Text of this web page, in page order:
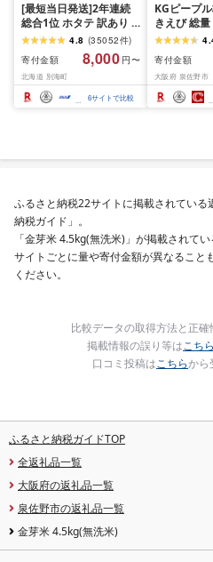
[最短当日発送]2年連続
総合1位 ホタテ 訳あり (
ふるさと納税 ほたて ふ
るさと納税 訳あり 帆立
ふるさと わけあり ホタ
テ貝柱 貝 人気 不揃い 刺
身 規格外 魚介 ランキン
グ 海鮮 冷凍 発送時期が
4.8 (35052件)
寄付金額
8,000 円〜
北海道 別海町
6サイトで比較
KGピープ
きえび 総
(850g×2P)
ズ バナメ
結 下処理
揃い 訳あり
寄付金額
大阪府 泉佐野市
ふるさと納税22サイトに掲載されている
納税ガイド」。
「金芽米 4.5kg(無洗米)」が掲載されて
サイトごとに量や寄付金額が異なること
ください。
比較データの取得方法と正
掲載情報の誤り等はこちら
口コミ投稿はこちらから
ふるさと納税ガイドTOP
全返礼品一覧
大阪府の返礼品一覧
泉佐野市の返礼品一覧
金芽米 4.5kg(無洗米)